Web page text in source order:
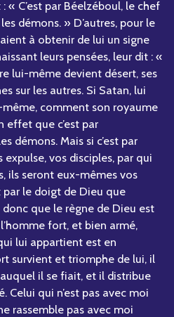
« C’est par Béelzéboul, le chef
démons. » D’autres, pour le
à obtenir de lui un signe
leurs pensées, leur dit : «
lui-même devient désert, ses
sur les autres. Si Satan, lui
comment son royaume
effet que c’est par
démons. Mais si c’est par
vos disciples, par qui
ils seront eux-mêmes vos
par le doigt de Dieu que
donc que le règne de Dieu est
fort, et bien armé,
lui appartient est en
survient et triomphe de lui, il
il se fiait, et il distribue
Celui qui n’est pas avec moi
rassemble pas avec moi